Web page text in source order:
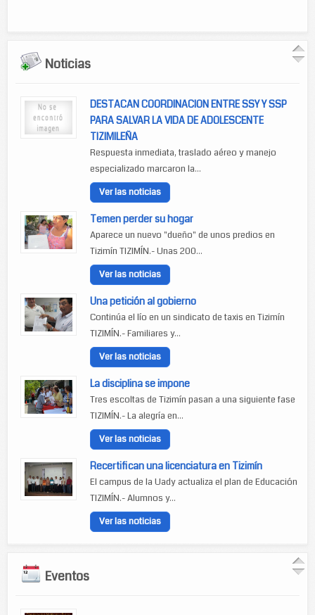
Noticias
DESTACAN COORDINACION ENTRE SSY Y SSP
PARA SALVAR LA VIDA DE ADOLESCENTE
TIZIMILEÑA
Respuesta inmediata, traslado aéreo y manejo
especializado marcaron la...
Ver las noticias
Temen perder su hogar
Aparece un nuevo "dueño" de unos predios en
Tizimín TIZIMÍN.- Unas 200...
Ver las noticias
Una petición al gobierno
Continúa el lío en un sindicato de taxis en Tizimín
TIZIMÍN.- Familiares y...
Ver las noticias
La disciplina se impone
Tres escoltas de Tizimín pasan a una siguiente fase
TIZIMÍN.- La alegría en...
Ver las noticias
Recertifican una licenciatura en Tizimín
El campus de la Uady actualiza el plan de Educación
TIZIMÍN.- Alumnos y...
Ver las noticias
Eventos